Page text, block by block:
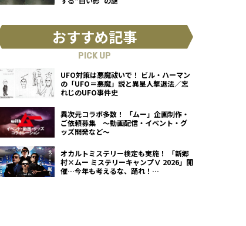
おすすめ記事
PICK UP
UFO対策は悪魔祓いで！ ビル・ハーマン
の「UFO＝悪魔」説と異星人撃退法／忘
れじのUFO事件史
異次元コラボ多数！ 「ムー」企画制作・
ご依頼募集 ～動画配信・イベント・グ
ッズ開発など～
オカルトミステリー検定も実施！ 「新郷
村×ムー ミステリーキャンプⅤ 2026」開
催…今年も考えるな、踊れ！